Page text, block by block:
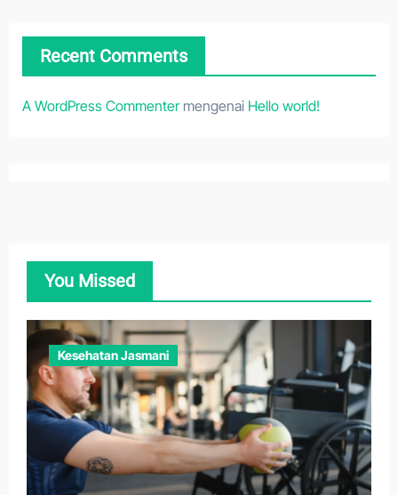
Recent Comments
A WordPress Commentermengenai Hello world!
You Missed
Kesehatan Jasmani